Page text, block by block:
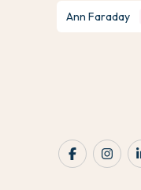
Ann Faraday